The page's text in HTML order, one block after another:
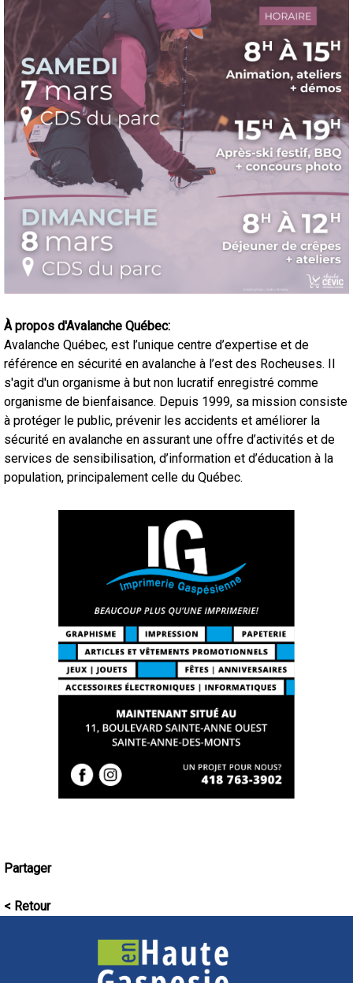
À propos d'Avalanche Québec:
Avalanche Québec, est l’unique centre d’expertise et de
référence en sécurité en avalanche à l’est des Rocheuses. Il
s'agit d'un organisme à but non lucratif enregistré comme
organisme de bienfaisance. Depuis 1999, sa mission consiste
à protéger le public, prévenir les accidents et améliorer la
sécurité en avalanche en assurant une offre d’activités et de
services de sensibilisation, d’information et d’éducation à la
population, principalement celle du Québec.
Partager
< Retour